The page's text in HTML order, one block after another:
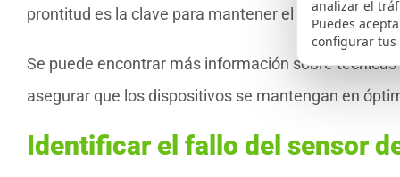
prontitud es la clave para mantener el sistema
Se puede encontrar más información sobre
asegurar que los dispositivos se mantengan en
Identificar el fallo del sensor
analizar el
Puedes
configurar tus